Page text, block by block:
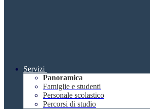
Servizi
Panoramica
Famiglie e studenti
Personale scolastico
Percorsi di studio